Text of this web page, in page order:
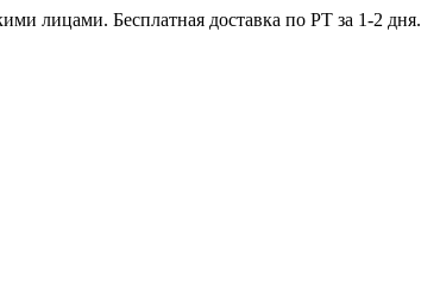
лицами. Бесплатная доставка по РТ за 1-2 дня.